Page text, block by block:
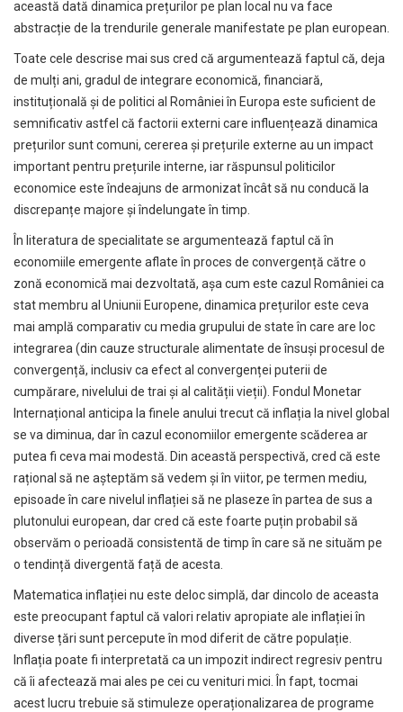
această dată dinamica prețurilor pe plan local nu va face
abstracție de la trendurile generale manifestate pe plan european.
Toate cele descrise mai sus cred că argumentează faptul că, deja
de mulți ani, gradul de integrare economică, financiară,
instituțională și de politici al României în Europa este suficient de
semnificativ astfel că factorii externi care influențează dinamica
prețurilor sunt comuni, cererea și prețurile externe au un impact
important pentru prețurile interne, iar răspunsul politicilor
economice este îndeajuns de armonizat încât să nu conducă la
discrepanțe majore și îndelungate în timp.
În literatura de specialitate se argumentează faptul că în
economiile emergente aflate în proces de convergență către o
zonă economică mai dezvoltată, așa cum este cazul României ca
stat membru al Uniunii Europene, dinamica prețurilor este ceva
mai amplă comparativ cu media grupului de state în care are loc
integrarea (din cauze structurale alimentate de însuși procesul de
convergență, inclusiv ca efect al convergenței puterii de
cumpărare, nivelului de trai și al calității vieții). Fondul Monetar
Internațional anticipa la finele anului trecut că inflația la nivel global
se va diminua, dar în cazul economiilor emergente scăderea ar
putea fi ceva mai modestă. Din această perspectivă, cred că este
rațional să ne așteptăm să vedem și în viitor, pe termen mediu,
episoade în care nivelul inflației să ne plaseze în partea de sus a
plutonului european, dar cred că este foarte puțin probabil să
observăm o perioadă consistentă de timp în care să ne situăm pe
o tendință divergentă față de acesta.
Matematica inflației nu este deloc simplă, dar dincolo de aceasta
este preocupant faptul că valori relativ apropiate ale inflației în
diverse țări sunt percepute în mod diferit de către populație.
Inflația poate fi interpretată ca un impozit indirect regresiv pentru
că îi afectează mai ales pe cei cu venituri mici. În fapt, tocmai
acest lucru trebuie să stimuleze operaționalizarea de programe